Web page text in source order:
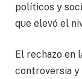
políticos y
que elevó el
El rechazo en
controversia y